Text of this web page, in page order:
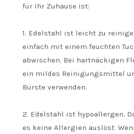
für Ihr Zuhause ist:
1. Edelstahl ist leicht zu
einfach mit einem feuchten
abwischen. Bei hartnäckigen
ein mildes Reinigungsmittel
Bürste verwenden.
2. Edelstahl ist hypoallergen.
es keine Allergien auslöst.